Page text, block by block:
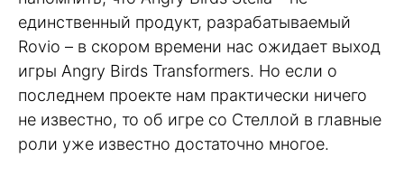
единственный продукт, разрабатываемый
Rovio – в скором времени нас ожидает выход
игры Angry Birds Transformers. Но если о
последнем проекте нам практически ничего
не известно, то об игре со Стеллой в главные
роли уже известно достаточно многое.